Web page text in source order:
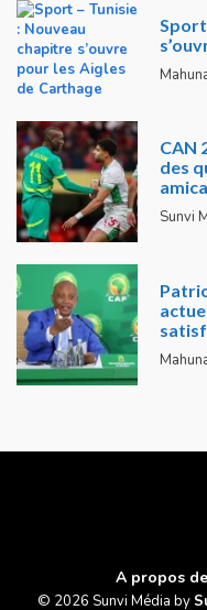
CAN
des
Sunvi
A propos
© 2026 Sunvi Média by